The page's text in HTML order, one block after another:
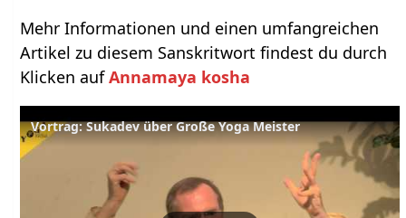
Mehr Informationen und einen umfangreichen
Artikel zu diesem Sanskritwort findest du durch
Klicken aufAnnamaya kosha
Vortrag: Sukadev über Große Yoga Meister